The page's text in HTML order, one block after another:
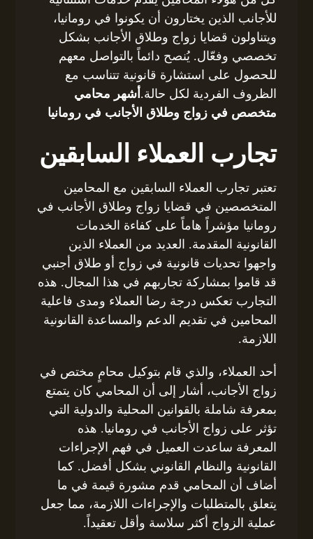
للأجانب الذين يختارون أن يكونوا في رومانيا،
ويتناولون قضايا زواج وطلاق الأجانب بشكل
تخصصي وفعّال. يُنصح دائماً بالتواصل معهم
للحصول على استشارة قانونية تتناسب مع
الظروف الفردية لكل حالة. أشهر محامي
متخصص في زواج وطلاق الأجانب في رومانيا
تجارب العملاء السابقين
تعتبر تجارب العملاء السابقين مع المحامين
المتخصصين في قضايا زواج وطلاق الأجانب في
رومانيا مؤشراً هاماً على كفاءة الخدمات
القانونية المقدمة. العديد من العملاء الذين
واجهوا تحديات قانونية في زواج أو طلاق أجنبي
قد قاموا بمشاركة تجاربهم في هذا المجال. هذه
التجارب تعكس درجة رضا العملاء ومدى فاعلية
المحامين في تقديم الدعم والمساعدة القانونية
اللازمة.
أحد العملاء، والذي قام بتوكيل محامٍ مختص في
زواج الأجانب، أشار إلى أن المحامي كان يتمتع
بمعرفة شاملة بالقوانين المحلية والدولية التي
تؤثر على زواج الأجانب في رومانيا. هذه
المعرفة ساعدت العميل في فهم الإجراءات
القانونية والنظام القانوني بشكل أفضل. كما
أضاف أن المحامي قدم مشورة قيمة في ما
يتعلق بالمتطلبات والإجراءات اللازمة، مما جعل
عملية الزواج أكثر سلاسة وأقل تعقيداً.